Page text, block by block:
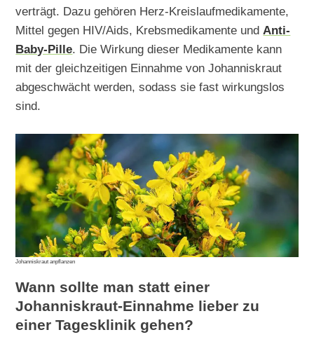
verträgt. Dazu gehören Herz-Kreislaufmedikamente,
Mittel gegen HIV/Aids, Krebsmedikamente und Anti-
Baby-Pille. Die Wirkung dieser Medikamente kann
mit der gleichzeitigen Einnahme von Johanniskraut
abgeschwächt werden, sodass sie fast wirkungslos
sind.
Johanniskraut anpflanzen
Wann sollte man statt einer
Johanniskraut-Einnahme lieber zu
einer Tagesklinik gehen?